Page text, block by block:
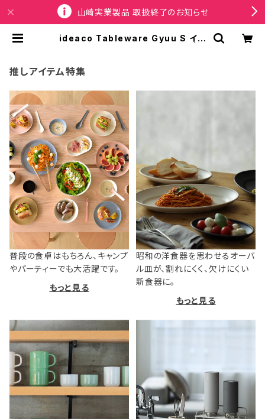
山崎実業製品 取扱終了のお知らせ
ideaco Tableware Gyuu S イデ
推しアイテム特集
普段の食卓はもちろん、キャンプ
やパーティーでも大活躍です。
もっと見る
昭和の洋食器を思わせるオーバ
ル皿が、割れにくく、欠けにくい
新食器に。
もっと見る